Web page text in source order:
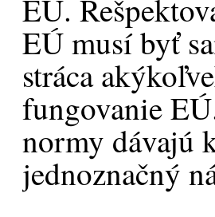
EÚ.
EÚ musí byť
stráca
fungovanie
normy dávajú
jednoznačný